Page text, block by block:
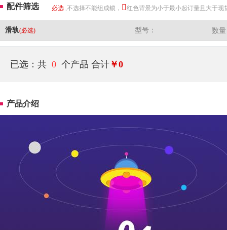
配件筛选 必选 ,不选择不能组成锁， 红色背景为小于最小起订量且大于现
滑轨(必选) 型号： 数
已选：共 0 个产品 合计 ￥0
产品介绍